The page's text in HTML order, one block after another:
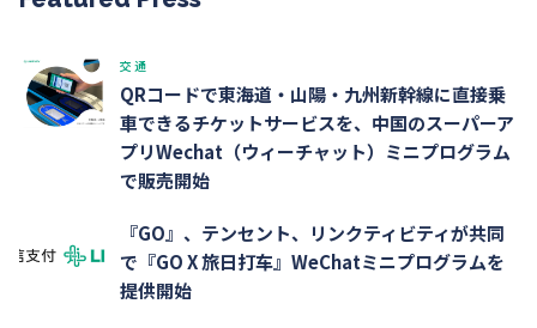
交通
QRコードで東海道・山陽・九州新幹線に直接乗
車できるチケットサービスを、中国のスーパーア
プリWechat（ウィーチャット）ミニプログラム
で販売開始
『GO』、テンセント、リンクティビティが共同
で『GO X 旅日打车』WeChatミニプログラムを
提供開始